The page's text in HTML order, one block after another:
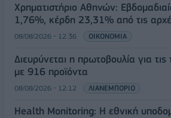
Χρηματιστήριο Αθηνών:
1,76%, κέρδη 23,31% από τις
08/08/2026 - 12:36 ΟΙΚΟΝΟΜΙΑ
Διευρύνεται η πρωτοβουλία για τις
με 916 προϊόντα
08/08/2026 - 12:12 ΛΙΑΝΕΜΠΟΡΙΟ
Health Monitoring: Η εθνική